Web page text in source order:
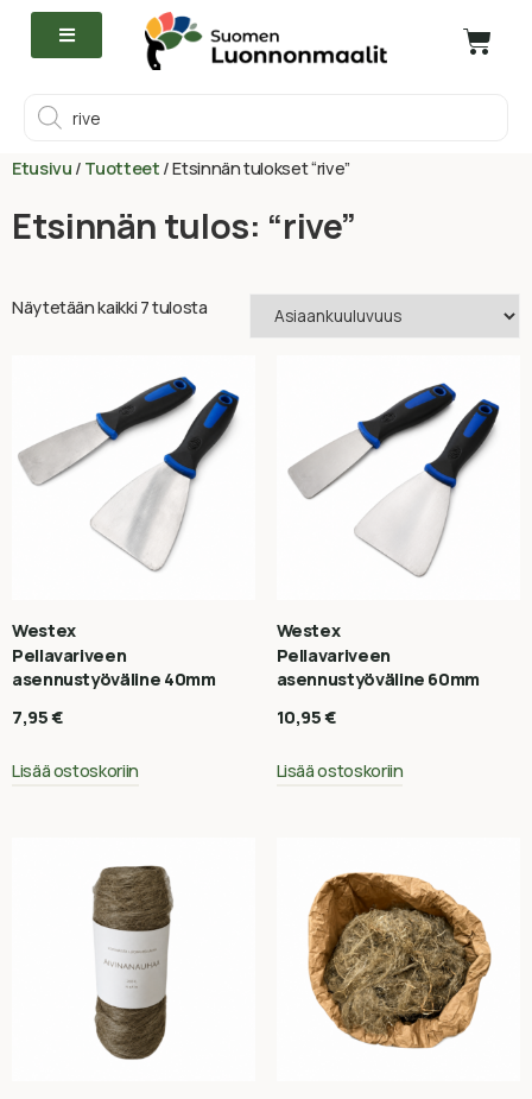
Etusivu / Tuotteet / Etsinnän tulokset “rive”
Etsinnän tulos: “rive”
Näytetään kaikki 7 tulosta
Westex
Pellavariveen
asennustyöväline 40mm
7,95€
Lisää ostoskoriin
Westex
Pellavariveen
asennustyöväline 60mm
10,95€
Lisää ostoskoriin